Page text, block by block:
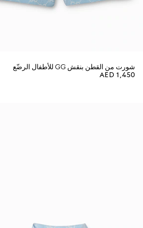
شورت من القطن بنقش GG للأطفال الرضّع
AED 1,450